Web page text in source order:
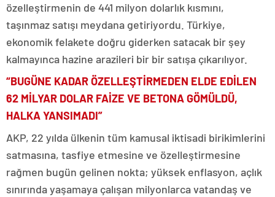
özelleştirmenin de 441 milyon dolarlık kısmını,
taşınmaz satışı meydana getiriyordu. Türkiye,
ekonomik felakete doğru giderken satacak bir şey
kalmayınca hazine arazileri bir bir satışa çıkarılıyor.
“BUGÜNE KADAR ÖZELLEŞTİRMEDEN ELDE EDİLEN
62 MİLYAR DOLAR FAİZE VE BETONA GÖMÜLDÜ,
HALKA YANSIMADI”
AKP, 22 yılda ülkenin tüm kamusal iktisadi birikimlerini
satmasına, tasfiye etmesine ve özelleştirmesine
rağmen bugün gelinen nokta; yüksek enflasyon, açlık
sınırında yaşamaya çalışan milyonlarca vatandaş ve